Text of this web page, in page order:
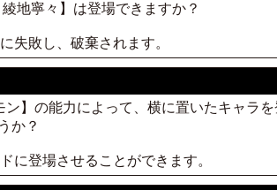
地寧々】は登場できますか？
失敗し、破棄されます。
】の能力によって、横に置いたキャラ
か？
に登場させることができます。